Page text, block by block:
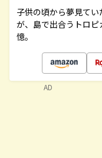
子供の頃から夢見て
が、島で出合うトロ
憶。
AD